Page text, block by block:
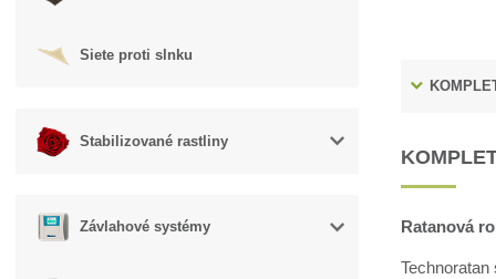
Siete proti slnku
Stabilizované rastliny
Závlahové systémy Ratanová